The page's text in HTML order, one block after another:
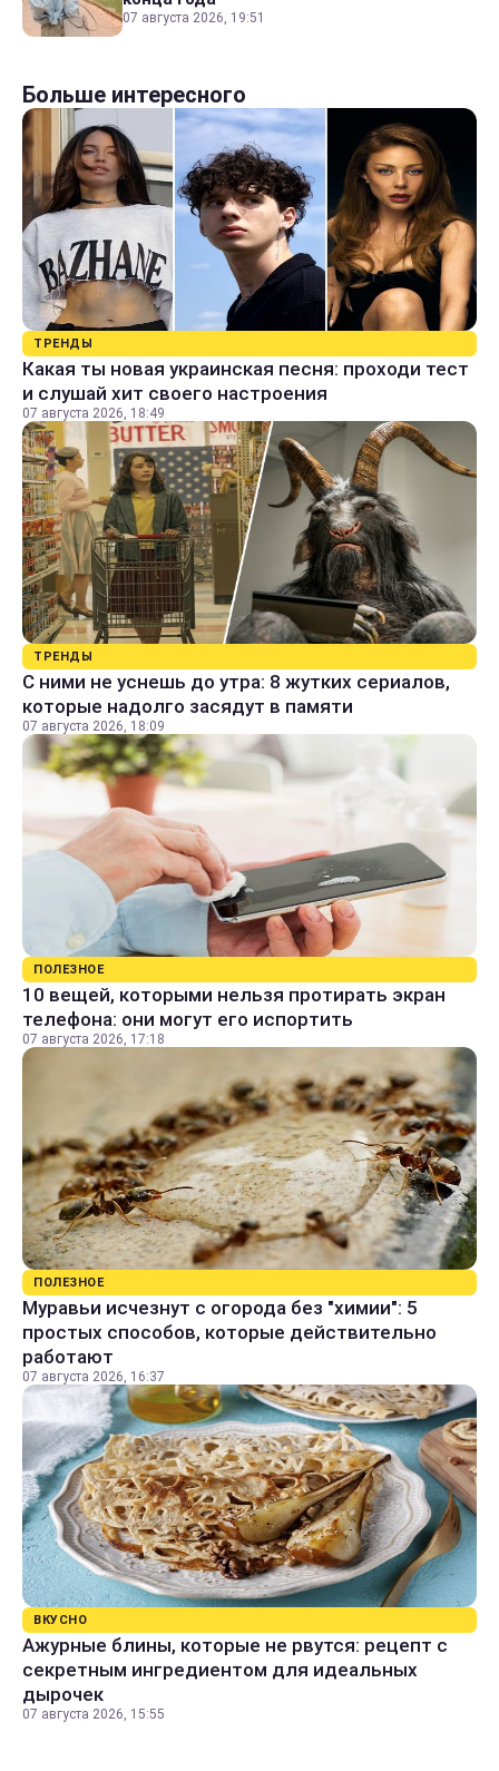
07 августа 2026, 19:51
Больше интересного
ТРЕНДЫ
Какая ты новая украинская песня: проходи тест
и слушай хит своего настроения
07 августа 2026, 18:49
ТРЕНДЫ
С ними не уснешь до утра: 8 жутких сериалов,
которые надолго засядут в памяти
07 августа 2026, 18:09
ПОЛЕЗНОЕ
10 вещей, которыми нельзя протирать экран
телефона: они могут его испортить
07 августа 2026, 17:18
ПОЛЕЗНОЕ
Муравьи исчезнут с огорода без "химии": 5
простых способов, которые действительно
работают
07 августа 2026, 16:37
ВКУСНО
Ажурные блины, которые не рвутся: рецепт с
секретным ингредиентом для идеальных
дырочек
07 августа 2026, 15:55